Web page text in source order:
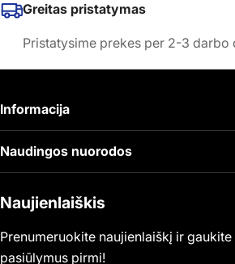
Greitas pristatymas
Pristatysime prekes per 2-3 darbo
Naujienlaiškis
Prenumeruokite naujienlaiškį ir
pasiūlymus pirmi!
Informacija
Naudingos nuorodos